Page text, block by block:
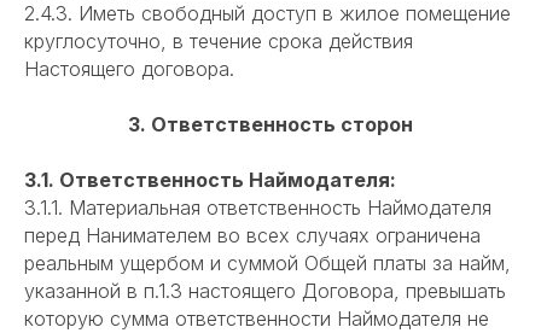
2.4.3. Иметь свободный доступ в жилое помещение
круглосуточно, в течение срока действия
Настоящего договора.
3. Ответственность сторон
3.1. Ответственность Наймодателя:
3.1.1. Материальная ответственность Наймодателя
перед Нанимателем во всех случаях ограничена
реальным ущербом и суммой Общей платы за найм,
указанной в п.1.3 настоящего Договора, превышать
которую сумма ответственности Наймодателя не